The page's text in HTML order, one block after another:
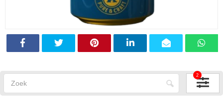
2